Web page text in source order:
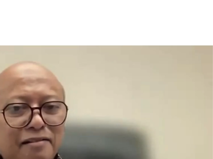
seharusnya dapat menjadi alat yang membantu
sepanjang dimanfaatkan dengan menjunjung nilai
buatan (AI) saat ini sudah digunakan perguruan tinggi
sekaligus mengembangkan teknologi yang mampu
pemanfaatan teknologi AI dalam karya tulis yang bisa